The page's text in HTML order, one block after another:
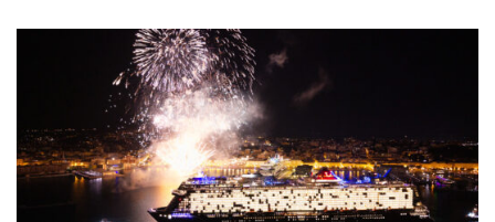
Scandlines
Stena Line
Fähre nach Dänemark